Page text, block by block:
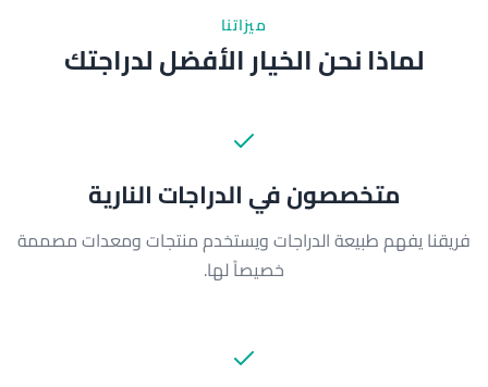
ميزاتنا
لماذا نحن الخيار الأفضل لدراجتك
متخصصون في الدراجات النارية
فريقنا يفهم طبيعة الدراجات ويستخدم منتجات ومعدات مصممة
خصيصاً لها.